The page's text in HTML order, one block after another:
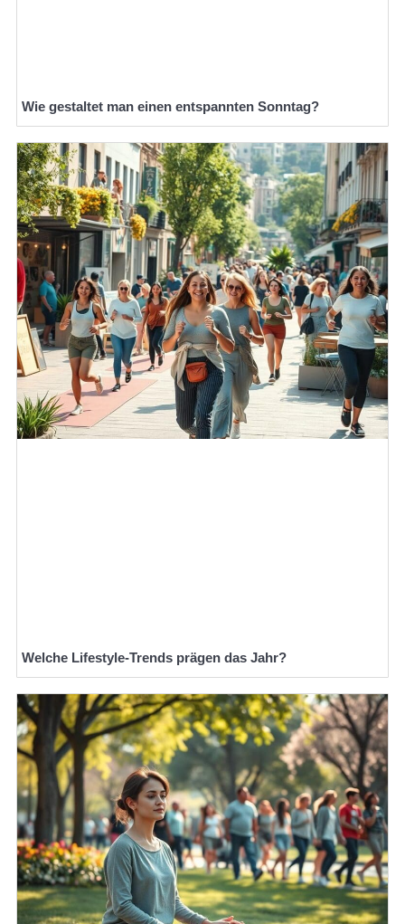
Wie gestaltet man einen entspannten Sonntag?
Welche Lifestyle-Trends prägen das Jahr?